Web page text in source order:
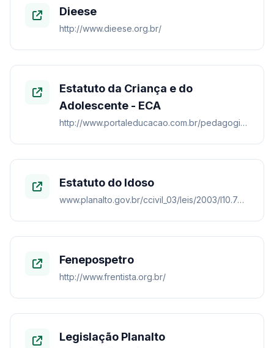
Dieese
http://www.dieese.org.br/
Estatuto da Criança e do
Adolescente - ECA
http://www.portaleducacao.com.br/pedagogia/artigos/766/estatuto-da-crianca-e-do-adolescente-eca
Estatuto do Idoso
www.planalto.gov.br/ccivil_03/leis/2003/l10.741.htm
Fenepospetro
http://www.frentista.org.br/
Legislação Planalto